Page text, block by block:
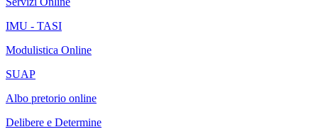
IMU - TASI
Modulistica Online
SUAP
Albo pretorio online
Delibere e Determine